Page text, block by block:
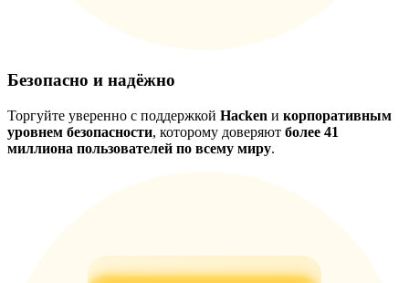
Безопасно и надёжно
Торгуйте уверенно с поддержкой Hacken и корпоративным
уровнем безопасности, которому доверяют более 41
миллиона пользователей по всему миру.